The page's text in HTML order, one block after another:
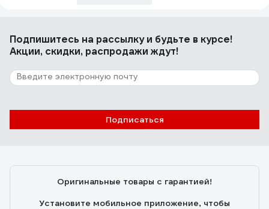
Подпишитесь на рассылкуи будьте в курсе!
Акции, скидки, распродажи ждут!
Подписаться
Оригинальные товары с гарантией!
Установите мобильное приложение, чтобы